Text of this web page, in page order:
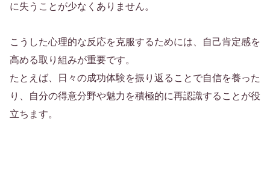
に失うことが少なくありません。
こうした心理的な反応を克服するためには、自己肯定感を
高める取り組みが重要です。
たとえば、日々の成功体験を振り返ることで自信を養った
り、自分の得意分野や魅力を積極的に再認識することが役
立ちます。